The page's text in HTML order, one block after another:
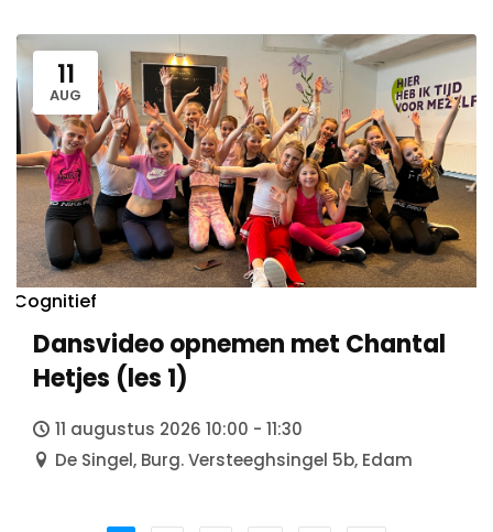
11
AUG
Cognitief
Dansvideo opnemen met Chantal
Hetjes (les 1)
11 augustus 2026 10:00 - 11:30
De Singel, Burg. Versteeghsingel 5b, Edam